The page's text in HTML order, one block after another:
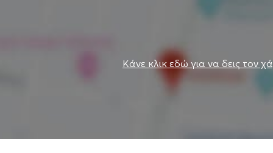
Κάνε κλικ εδώ για να δεις τον